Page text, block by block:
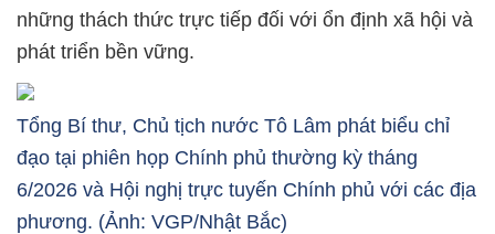
những thách thức trực tiếp đối với ổn định xã hội và
phát triển bền vững.
Tổng Bí thư, Chủ tịch nước Tô Lâm phát biểu chỉ
đạo tại phiên họp Chính phủ thường kỳ tháng
6/2026 và Hội nghị trực tuyến Chính phủ với các địa
phương. (Ảnh: VGP/Nhật Bắc)